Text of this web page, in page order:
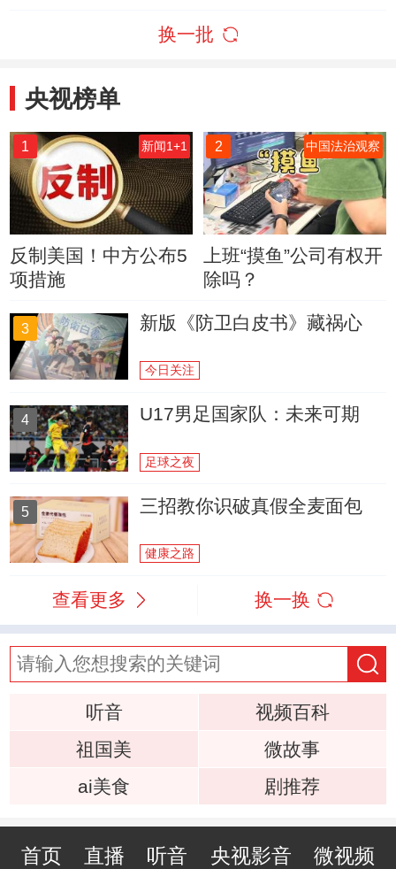
换一批
央视榜单
1 新闻1+1
反制美国！中方公布5
项措施
2 中国法治观察
上班“摸鱼”公司有权开
除吗？
3 新版《防卫白皮书》藏祸心
今日关注
4 U17男足国家队：未来可期
足球之夜
5 三招教你识破真假全麦面包
健康之路
查看更多 换一换
听音
视频百科
祖国美
微故事
ai美食
剧推荐
首页 直播 听音 央视影音 微视频